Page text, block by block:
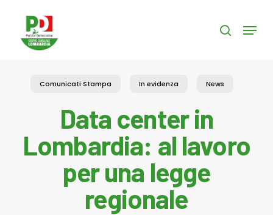
content
search
Menu
Comunicati Stampa In evidenza News
Data center in
Lombardia: al lavoro
per una legge
regionale